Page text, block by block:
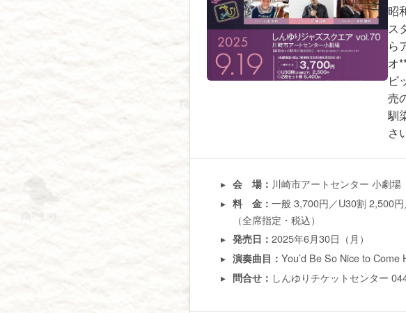
昭
ス
ら
オ
ビ
売
馴
さ
会 場： 川崎市アートセンター 小劇場
料 金：一般 3,700円／U30割 2,500
（全席指定・税込）
発売日：2025年6月30日（月）
演奏曲目：You’d Be So Nice to
問合せ： しんゆりチケットセンター